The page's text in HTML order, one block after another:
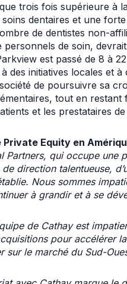
trois fois supérieure à
dentaires et une
de dentistes non-
personnels de soin,
est passé de 8 à
des initiatives locales et à
de poursuivre sa
tout en restant
et les prestataires de
Equity en
Partners, qui occupe une
direction talentueuse,
Nous sommes
à grandir et à se
de Cathay est
pour accélérer
le marché du Sud-